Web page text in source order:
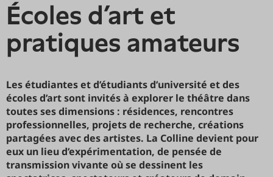
écoles d’art et
pratiques amateurs
Les étudiantes et d’étudiants d’université et des
écoles d’art sont invités à explorer le théâtre dans
toutes ses dimensions : résidences, rencontres
professionnelles, projets de recherche, créations
partagées avec des artistes. La Colline devient pour
eux un lieu d’expérimentation, de pensée de
transmission vivante où se dessinent les